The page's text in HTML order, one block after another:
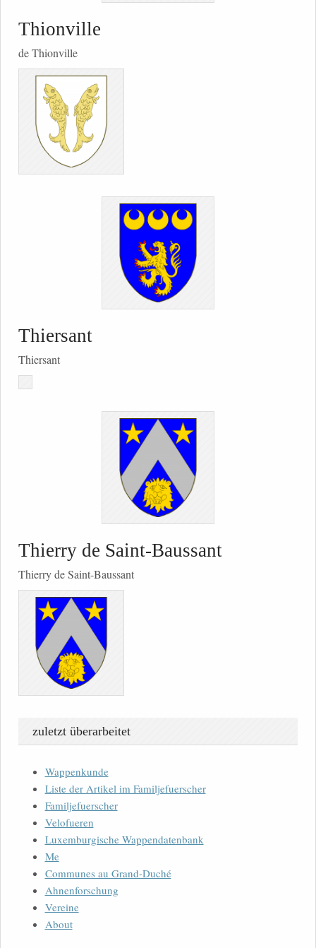
Thionville
de Thionville
Thiersant
Thiersant
Thierry de Saint-Baussant
Thierry de Saint-Baussant
zuletzt überarbeitet
Wappenkunde
Liste der Artikel im Familjefuerscher
Familjefuerscher
Velofueren
Luxemburgische Wappendatenbank
Me
Communes au Grand-Duché
Ahnenforschung
Vereine
About